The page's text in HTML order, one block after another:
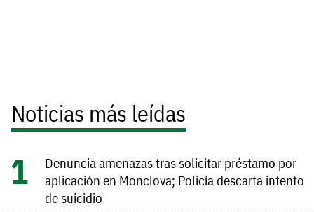
Noticias más leídas
Denuncia amenazas tras solicitar préstamo por
aplicación en Monclova; Policía descarta intento
de suicidio